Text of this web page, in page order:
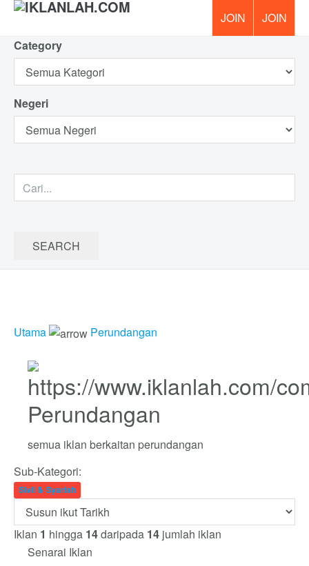
Category
Negeri
Utama Perundangan
Perundangan
semua iklan berkaitan perundangan
Sub-Kategori:
Sivil & Syariah
Iklan 1 hingga 14daripada 14 jumlah iklan
Senarai Iklan